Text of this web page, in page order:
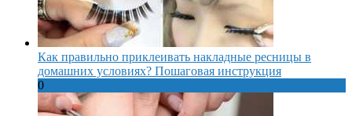
Как правильно приклеивать накладные ресницы в
домашних условиях? Пошаговая инструкция
0